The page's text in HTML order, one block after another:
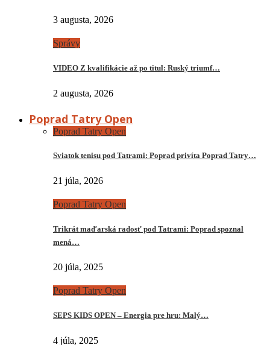
3 augusta, 2026
Správy
VIDEO Z kvalifikácie až po titul: Ruský triumf…
2 augusta, 2026
Poprad Tatry Open
Poprad Tatry Open
Sviatok tenisu pod Tatrami: Poprad privíta Poprad Tatry…
21 júla, 2026
Poprad Tatry Open
Trikrát maďarská radosť pod Tatrami: Poprad spoznal
mená…
20 júla, 2025
Poprad Tatry Open
SEPS KIDS OPEN – Energia pre hru: Malý…
4 júla, 2025